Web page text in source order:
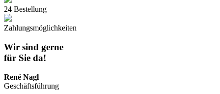
24 Bestellung
Zahlungsmöglichkeiten
Wir sind gerne
für Sie da!
René Nagl
Geschäftsführung